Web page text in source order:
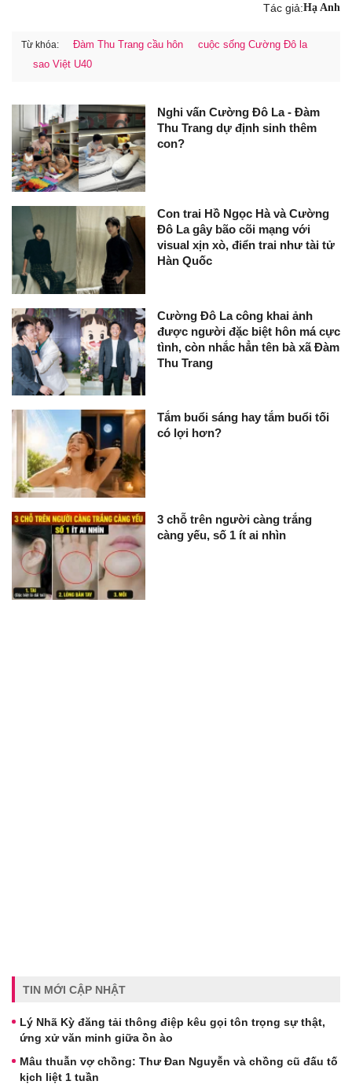
Tác giả:Hạ Anh
Từ khóa: Đàm Thu Trang cầu hôn
cuộc sống Cường Đô la
sao Việt U40
Nghi vấn Cường Đô La - Đàm
Thu Trang dự định sinh thêm
con?
Con trai Hồ Ngọc Hà và Cường
Đô La gây bão cõi mạng với
visual xịn xò, điển trai như tài tử
Hàn Quốc
Cường Đô La công khai ảnh
được người đặc biệt hôn má cực
tình, còn nhắc hẳn tên bà xã Đàm
Thu Trang
Tắm buổi sáng hay tắm buổi tối
có lợi hơn?
3 chỗ trên người càng trắng
càng yếu, số 1 ít ai nhìn
TIN MỚI CẬP NHẬT
Lý Nhã Kỳ đăng tải thông điệp kêu gọi tôn trọng sự thật,
ứng xử văn minh giữa ồn ào
Mâu thuẫn vợ chồng: Thư Đan Nguyễn và chồng cũ đấu tố
kịch liệt 1 tuần